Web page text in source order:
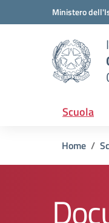
Vai ai contenuti
Vai al menu di navigazione
Ministero
Scuola
Home